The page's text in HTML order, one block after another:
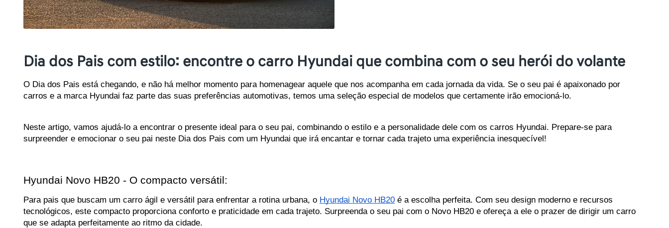
Dia dos Pais com estilo: encontre o carro Hyundai que combina com o seu herói do volante
O Dia dos Pais está chegando, e não há melhor momento para homenagear aquele que nos acompanha em cada jornada da vida. Se o seu pai é apaixonado por
carros e a marca Hyundai faz parte das suas preferências automotivas, temos uma seleção especial de modelos que certamente irão emocioná-lo.
Neste artigo, vamos ajudá-lo a encontrar o presente ideal para o seu pai, combinando o estilo e a personalidade dele com os carros Hyundai. Prepare-se para
surpreender e emocionar o seu pai neste Dia dos Pais com um Hyundai que irá encantar e tornar cada trajeto uma experiência inesquecível!
Hyundai Novo HB20 - O compacto versátil:
Para pais que buscam um carro ágil e versátil para enfrentar a rotina urbana, o Hyundai Novo HB20 é a escolha perfeita. Com seu design moderno e recursos
tecnológicos, este compacto proporciona conforto e praticidade em cada trajeto. Surpreenda o seu pai com o Novo HB20 e ofereça a ele o prazer de dirigir um carro
que se adapta perfeitamente ao ritmo da cidade.